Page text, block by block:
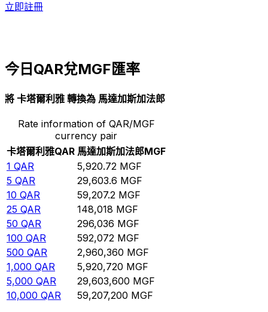
立即註冊
今日QAR兌MGF匯率
將 卡塔爾利雅 轉換為 馬達加斯加法郎
Rate information of QAR/MGF
currency pair
卡塔爾利雅QAR 馬達加斯加法郎MGF
1 QAR 5,920.72 MGF
5 QAR 29,603.6 MGF
10 QAR 59,207.2 MGF
25 QAR 148,018 MGF
50 QAR 296,036 MGF
100 QAR 592,072 MGF
500 QAR 2,960,360 MGF
1,000 QAR 5,920,720 MGF
5,000 QAR 29,603,600 MGF
10,000 QAR 59,207,200 MGF